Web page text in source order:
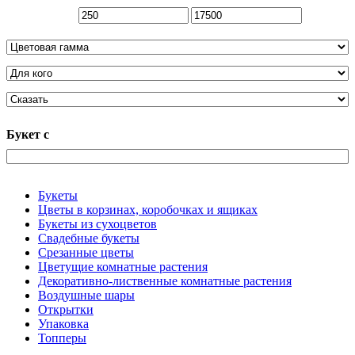
Букет с
Букеты
Цветы в корзинах, коробочках и ящиках
Букеты из сухоцветов
Свадебные букеты
Срезанные цветы
Цветущие комнатные растения
Декоративно-лиственные комнатные растения
Воздушные шары
Открытки
Упаковка
Топперы